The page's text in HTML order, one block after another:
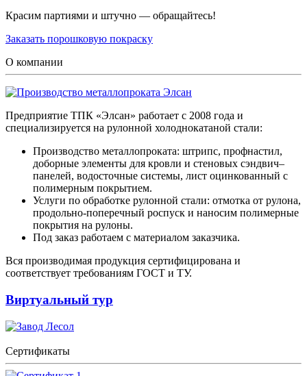
Красим партиями и штучно — обращайтесь!
Заказать порошковую покраску
О компании
Предприятие ТПК «Элсан» работает с 2008 года и
специализируется на рулонной холоднокатаной стали:
Производство металлопроката: штрипс, профнастил,
доборные элементы для кровли и стеновых сэндвич–
панелей, водосточные системы, лист оцинкованный с
полимерным покрытием.
Услуги по обработке рулонной стали: отмотка от рулона,
продольно-поперечный роспуск и наносим полимерные
покрытия на рулоны.
Под заказ работаем с материалом заказчика.
Вся производимая продукция сертифицирована и
соответствует требованиям ГОСТ и ТУ.
Виртуальный тур
Сертификаты